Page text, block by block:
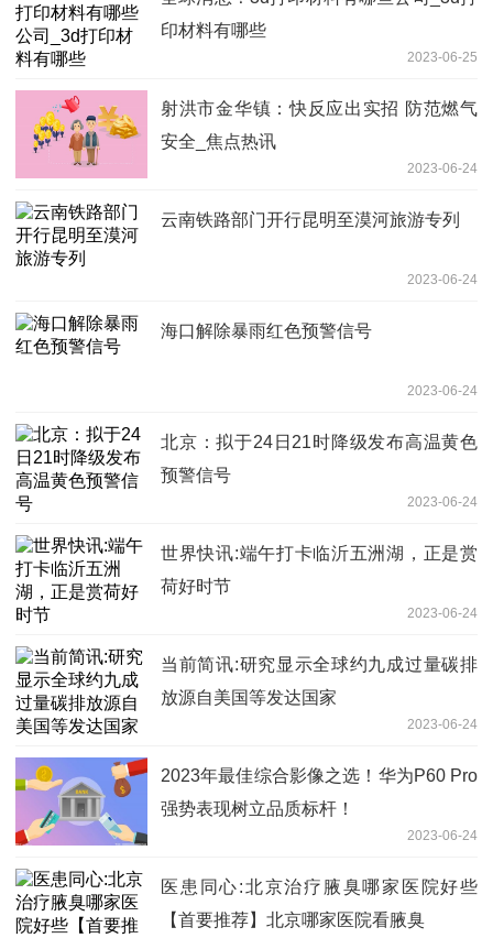
印材料有哪些
2023-06-25
射洪市金华镇：快反应出实招 防范燃气
安全_焦点热讯
2023-06-24
云南铁路部门开行昆明至漠河旅游专列
2023-06-24
海口解除暴雨红色预警信号
2023-06-24
北京：拟于24日21时降级发布高温黄色
预警信号
2023-06-24
世界快讯:端午打卡临沂五洲湖，正是赏
荷好时节
2023-06-24
当前简讯:研究显示全球约九成过量碳排
放源自美国等发达国家
2023-06-24
2023年最佳综合影像之选！华为P60 Pro
强势表现树立品质标杆！
2023-06-24
医患同心:北京治疗腋臭哪家医院好些
【首要推荐】北京哪家医院看腋臭